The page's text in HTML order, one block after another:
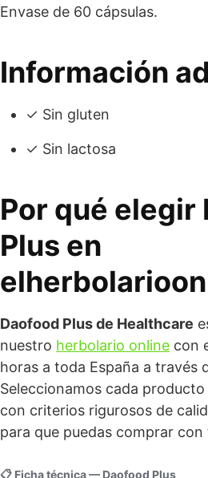
Envase de 60 cápsulas.
Información
✓ Sin gluten
✓ Sin lactosa
Por qué elegir
Plus en
Daofood Plus de Healthcare
nuestro herbolario online con
horas a toda España a través
Seleccionamos cada
con criterios rigurosos de
para que puedas comprar
📋 Ficha técnica — Daofood Plus